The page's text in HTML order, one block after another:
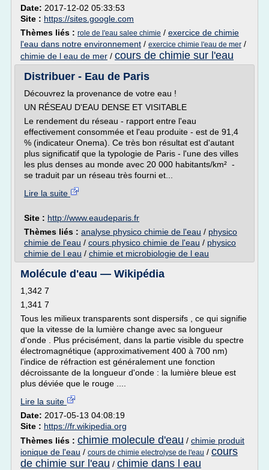
Date: 2017-12-02 05:33:53
Site : https://sites.google.com
Thèmes liés : role de l'eau salee chimie / exercice de chimie
l'eau dans notre environnement / exercice chimie l'eau de mer /
chimie de l eau de mer / cours de chimie sur l'eau
Distribuer - Eau de Paris
Découvrez la provenance de votre eau !
UN RÉSEAU D'EAU DENSE ET VISITABLE
Le rendement du réseau - rapport entre l'eau
effectivement consommée et l'eau produite - est de 91,4
% (indicateur Onema). Ce très bon résultat est d'autant
plus significatif que la typologie de Paris - l'une des villes
les plus denses au monde avec 20 000 habitants/km² -
se traduit par un réseau très fourni et...
Lire la suite
Site : http://www.eaudeparis.fr
Thèmes liés : analyse physico chimie de l'eau / physico
chimie de l'eau / cours physico chimie de l'eau / physico
chimie de l eau / chimie et microbiologie de l eau
Molécule d'eau — Wikipédia
1,342 7
1,341 7
Tous les milieux transparents sont dispersifs , ce qui signifie
que la vitesse de la lumière change avec sa longueur
d'onde . Plus précisément, dans la partie visible du spectre
électromagnétique (approximativement 400 à 700 nm)
l'indice de réfraction est généralement une fonction
décroissante de la longueur d'onde : la lumière bleue est
plus déviée que le rouge ....
Lire la suite
Date: 2017-05-13 04:08:19
Site : https://fr.wikipedia.org
Thèmes liés : chimie molecule d'eau / chimie produit
ionique de l'eau / cours de chimie electrolyse de l'eau / cours
de chimie sur l'eau / chimie dans l eau